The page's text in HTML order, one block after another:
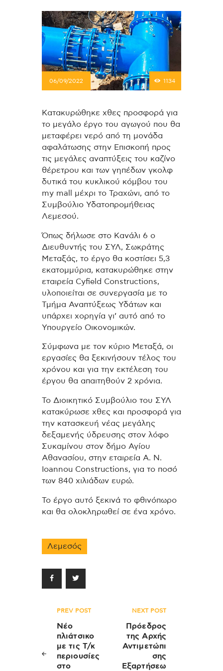
06/09/2022 1134
Κατακυρώθηκε χθες προσφορά για
το μεγάλο έργο του αγωγού που θα
μεταφέρει νερό από τη μονάδα
αφαλάτωσης στην Επισκοπή προς
τις μεγάλες αναπτύξεις του καζίνο
θέρετρου και των γηπέδων γκολφ
δυτικά του κυκλικού κόμβου του
my mall μέχρι το Τραχώνι, από το
Συμβούλιο Υδατοπρομήθειας
Λεμεσού.
Όπως δήλωσε στο Κανάλι 6 ο
Διευθυντής του ΣΥΛ, Σωκράτης
Μεταξάς, το έργο θα κοστίσει 5,3
εκατομμύρια, κατακυρώθηκε στην
εταιρεία Cyfield Constructions,
υλοποιείται σε συνεργασία με το
Τμήμα Αναπτύξεως Υδάτων και
υπάρχει χορηγία γι’ αυτό από το
Υπουργείο Οικονομικών.
Σύμφωνα με τον κύριο Μεταξά, οι
εργασίες θα ξεκινήσoυν τέλος του
χρόνου και για την εκτέλεση του
έργου θα απαιτηθούν 2 χρόνια.
Το Διοικητικό Συμβούλιο του ΣΥΛ
κατακύρωσε χθες και προσφορά για
την κατασκευή νέας μεγάλης
δεξαμενής ύδρευσης στον λόφο
Συκαμίνου στον δήμο Αγίου
Αθανασίου, στην εταιρεία A. N.
Ioannou Constructions, για το ποσό
των 840 χιλιάδων ευρώ.
Το έργο αυτό ξεκινά το φθινόπωρο
και θα ολοκληρωθεί σε ένα χρόνο.
Λεμεσός
Πλοήγηση
άρθρων
PREV POST
Νέο
πλιάτσικο
με τις Τ/κ
περιουσίες
στο
NEXT POST
Πρόεδρος
της Αρχής
Αντιμετώπι
σης
Εξαρτήσεω